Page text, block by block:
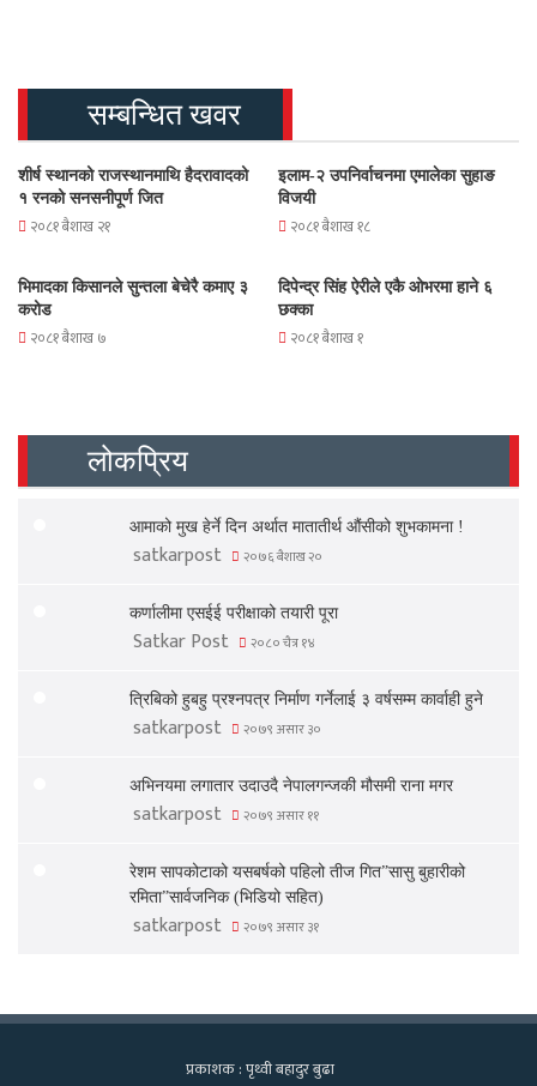
सम्बन्धित खवर
शीर्ष स्थानको राजस्थानमाथि हैदरावादको
१ रनको सनसनीपूर्ण जित
२०८१ बैशाख २१
इलाम-२ उपनिर्वाचनमा एमालेका सुहाङ
विजयी
२०८१ बैशाख १८
भिमादका किसानले सुन्तला बेचेरै कमाए ३
करोड
२०८१ बैशाख ७
दिपेन्द्र सिंह ऐरीले एकै ओभरमा हाने ६
छक्का
२०८१ बैशाख १
लोकप्रिय
आमाको मुख हेर्ने दिन अर्थात मातातीर्थ औंसीको शुभकामना !
satkarpost २०७६ बैशाख २०
कर्णालीमा एसईई परीक्षाको तयारी पूरा
Satkar Post २०८० चैत्र १४
त्रिबिको हुबहु प्रश्नपत्र निर्माण गर्नेलाई ३ वर्षसम्म कार्वाही हुने
satkarpost २०७९ असार ३०
अभिनयमा लगातार उदाउदै नेपालगन्जकी मौसमी राना मगर
satkarpost २०७९ असार ११
रेशम सापकोटाको यसबर्षको पहिलो तीज गित”सासु बुहारीको
रमिता”सार्वजनिक (भिडियो सहित)
satkarpost २०७९ असार ३१
प्रकाशक : पृथ्वी बहादुर बुढा